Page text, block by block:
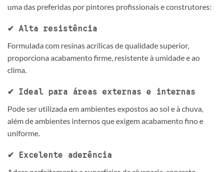
uma das preferidas por pintores profissionais e construtores:
✔ Alta resistência
Formulada com resinas acrílicas de qualidade superior,
proporciona acabamento firme, resistente à umidade e ao
clima.
✔ Ideal para áreas externas e internas
Pode ser utilizada em ambientes expostos ao sol e à chuva,
além de ambientes internos que exigem acabamento fino e
uniforme.
✔ Excelente aderência